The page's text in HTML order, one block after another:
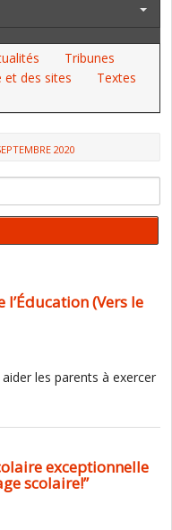
Tribunes
et des sites
Textes
2020
(Vers le
les parents à exercer
exceptionnelle
scolaire!”